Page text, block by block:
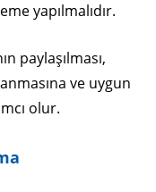
yapılmalıdır.
paylaşılması,
ve uygun
olur.